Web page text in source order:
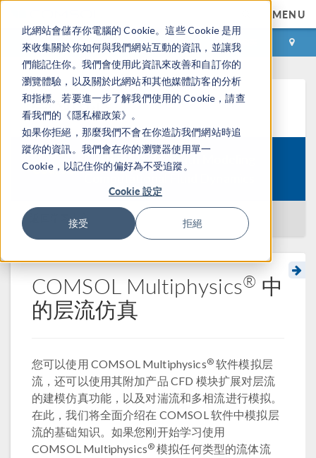
此網站會儲存你電腦的 Cookie。這些 Cookie 是用
來收集關於你如何與我們網站互動的資訊，並讓我
們能記住你。我們會使用此資訊來改善和自訂你的
瀏覽體驗，以及關於此網站和其他媒體訪客的分析
和指標。若要進一步了解我們使用的 Cookie，請查
看我們的《隱私權政策》。
如果你拒絕，那麼我們不會在你造訪我們網站時追
蹤你的資訊。我們會在你的瀏覽器使用單一
Cookie，以記住你的偏好為不受追蹤。
Cookie 設定
接受 拒絕
MENU
登录 咨询与购买
学习中心
Course:
Getting Started with Modeling
返回学习中心
COMSOL Multiphysics® 中
的层流仿真
您可以使用 COMSOL Multiphysics®软件模拟层
流，还可以使用其附加产品 CFD 模块扩展对层流
的建模仿真功能，以及对湍流和多相流进行模拟。
在此，我们将全面介绍在 COMSOL 软件中模拟层
流的基础知识。如果您刚开始学习使用
COMSOL Multiphysics® 模拟任何类型的流体流